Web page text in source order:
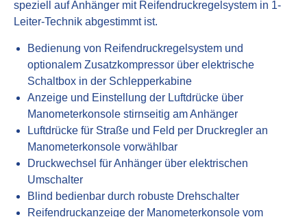
speziell auf Anhänger mit Reifendruckregelsystem in 1-
Leiter-Technik abgestimmt ist.
Bedienung von Reifendruckregelsystem und
optionalem Zusatzkompressor über elektrische
Schaltbox in der Schlepperkabine
Anzeige und Einstellung der Luftdrücke über
Manometerkonsole stirnseitig am Anhänger
Luftdrücke für Straße und Feld per Druckregler an
Manometerkonsole vorwählbar
Druckwechsel für Anhänger über elektrischen
Umschalter
Blind bedienbar durch robuste Drehschalter
Reifendruckanzeige der Manometerkonsole vom